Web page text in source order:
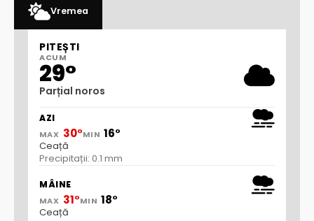
Vremea
PITEȘTI
ACUM
29°
Parțial noros
AZI
MAX 30°MIN 16°
Ceață
Precipitații: 0.1 mm
MÂINE
MAX 31°MIN 18°
Ceață